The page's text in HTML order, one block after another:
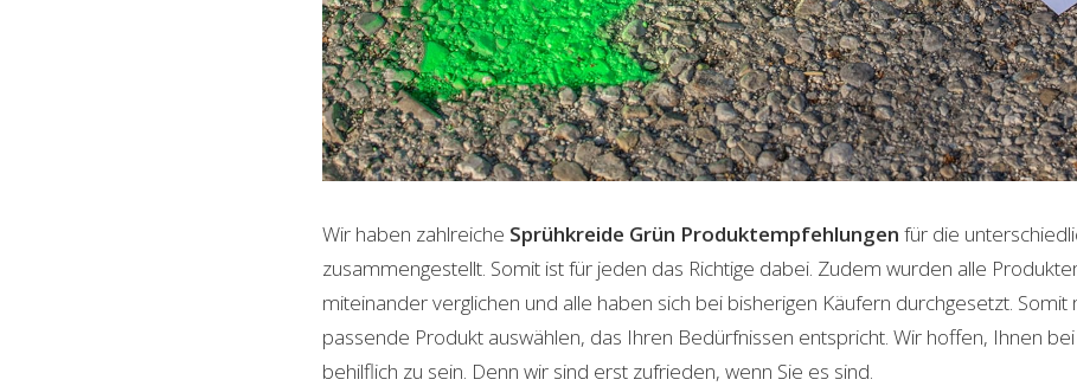
Wir haben zahlreiche Sprühkreide Grün Produktempfehlungen für die
zusammengestellt. Somit ist für jeden das Richtige dabei. Zudem wurden alle
miteinander verglichen und alle haben sich bei bisherigen Käufern durchgesetzt. Somit
passende Produkt auswählen, das Ihren Bedürfnissen entspricht. Wir hoffen, Ihnen
behilflich zu sein. Denn wir sind erst zufrieden, wenn Sie es sind.